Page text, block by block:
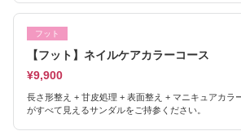
フット
【フット】ネイルケアカラーコース
¥9,900
長さ形整え + 甘皮処理 + 表面整え + マニキュアカラ
がすべて見えるサンダルをご持参ください。